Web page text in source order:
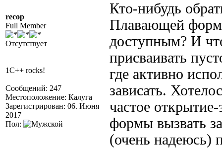
recop
Full Member
Отсутствует
1C++ rocks!
Сообщений: 247
Местоположение: Калуга
Зарегистрирован: 06. Июня
2017
Пол:
Кто-нибудь
Плавающей
доступным? И
присваивать
где активно
зависать.
частое
формы вызвать
(очень надеюсь)